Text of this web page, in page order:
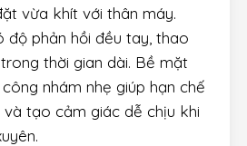
vừa khít với thân máy.
độ phản hồi đều tay, thao
thời gian dài. Bề mặt
nhám nhẹ giúp hạn chế
tạo cảm giác dễ chịu khi